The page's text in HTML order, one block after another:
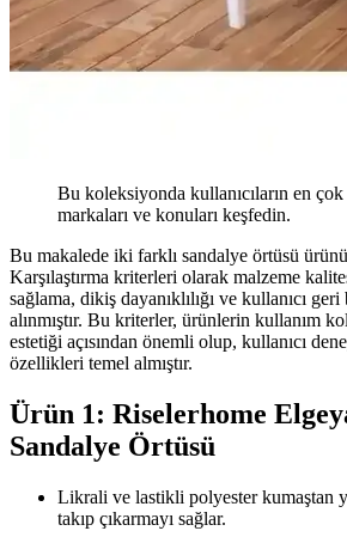
Bu koleksiyonda kullanıcıların en çok
markaları ve konuları keşfedin.
Bu makalede iki farklı sandalye örtüsü
Karşılaştırma kriterleri olarak malzeme
sağlama, dikiş dayanıklılığı ve kullanıcı
alınmıştır. Bu kriterler, ürünlerin kullanım
estetiği açısından önemli olup, kullanıcı
özellikleri temel almıştır.
Ürün 1: Riselerhome
Sandalye Örtüsü
Likrali ve lastikli polyester kumaştan
takıp çıkarmayı sağlar.